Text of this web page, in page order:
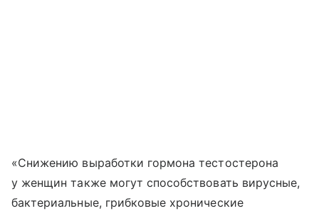
«Снижению выработки гормона тестостерона
у женщин также могут способствовать вирусные,
бактериальные, грибковые хронические